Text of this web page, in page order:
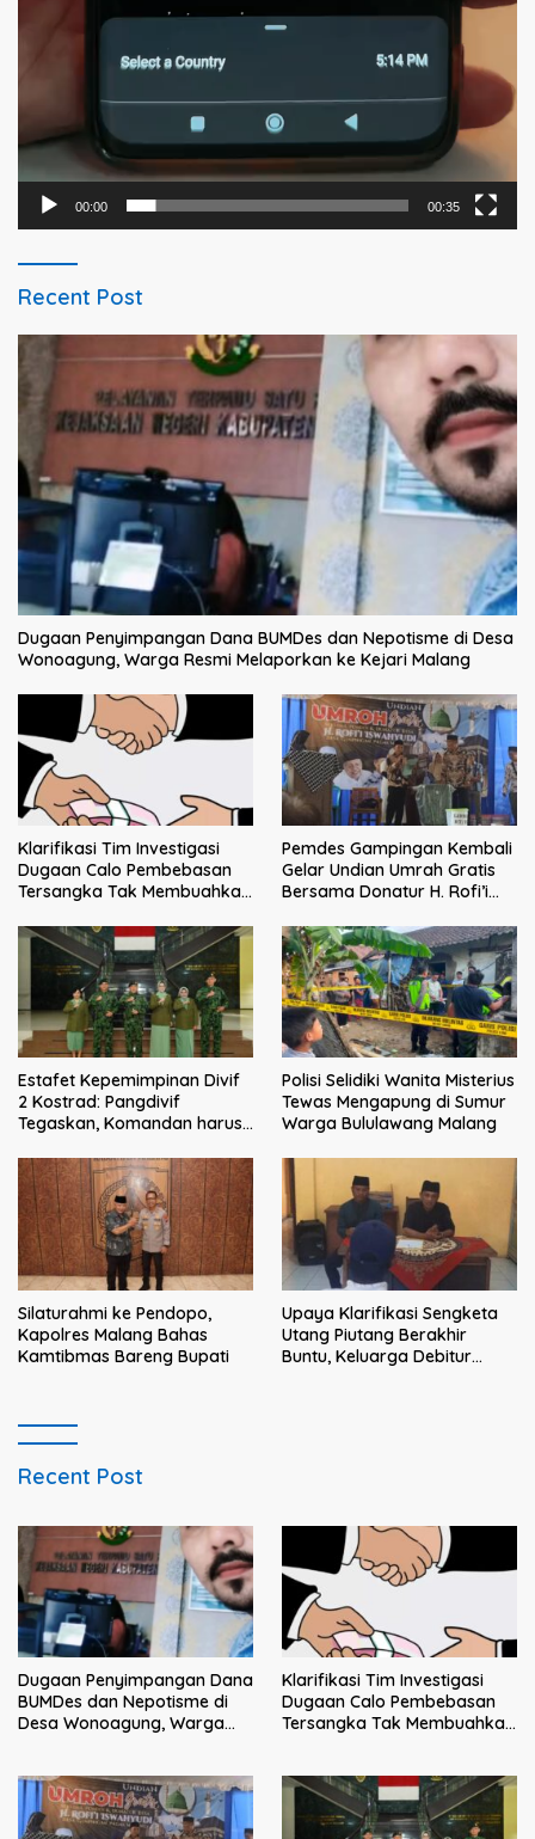
00:00 00:35
Recent Post
Dugaan Penyimpangan Dana BUMDes dan Nepotisme di Desa
Wonoagung, Warga Resmi Melaporkan ke Kejari Malang
Klarifikasi Tim Investigasi
Dugaan Calo Pembebasan
Tersangka Tak Membuahkan
Pemdes Gampingan Kembali
Gelar Undian Umrah Gratis
Bersama Donatur H. Rofi’i
bagi Pejuang Sosial
Estafet Kepemimpinan Divif
2 Kostrad: Pangdivif
Tegaskan, Komandan harus
dan solusi bagi prajurit
Polisi Selidiki Wanita Misterius
Tewas Mengapung di Sumur
Warga Bululawang Malang
Silaturahmi ke Pendopo,
Kapolres Malang Bahas
Kamtibmas Bareng Bupati
Upaya Klarifikasi Sengketa
Utang Piutang Berakhir
Buntu, Keluarga Debitur
Recent Post
Dugaan Penyimpangan Dana
BUMDes dan Nepotisme di
Desa Wonoagung, Warga
Klarifikasi Tim Investigasi
Dugaan Calo Pembebasan
Tersangka Tak Membuahkan